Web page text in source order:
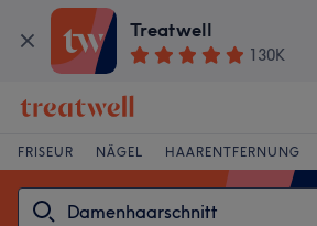
Treatwell
130K
FRISEUR NÄGEL HAARENTFERNUNG